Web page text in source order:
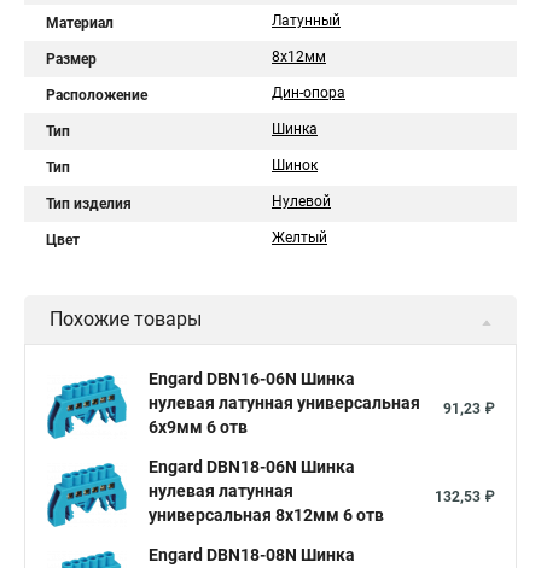
Материал Латунный
Размер 8х12мм
Расположение Дин-опора
Тип Шинка
Тип Шинок
Тип изделия Нулевой
Цвет Желтый
Похожие товары
Engard DBN16-06N Шинка
нулевая латунная универсальная
6х9мм 6 отв
91,23 ₽
Engard DBN18-06N Шинка
нулевая латунная
универсальная 8х12мм 6 отв
132,53 ₽
Engard DBN18-08N Шинка